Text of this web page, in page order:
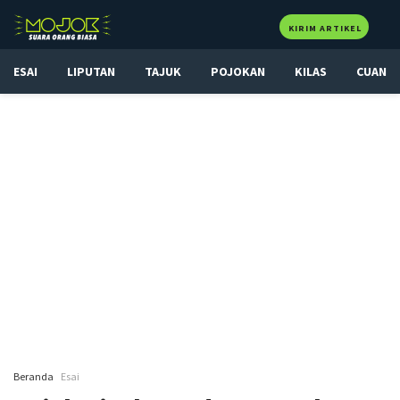
KIRIM ARTIKEL
ESAI LIPUTAN TAJUK POJOKAN KILAS CUAN
Beranda Esai